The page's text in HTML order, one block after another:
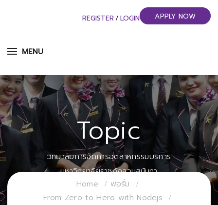
MENU
REGISTER / LOGIN APPLY NOW
Topic
วิทยาลัยการจัดการอุตสาหกรรมบริการ
มหาวิทยาลัยราชภัฏสวนสุนันทา
Home
ฟอรั่ม
From Zero to Hero with Nodejs